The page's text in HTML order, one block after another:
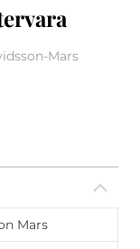
Mars
Mars